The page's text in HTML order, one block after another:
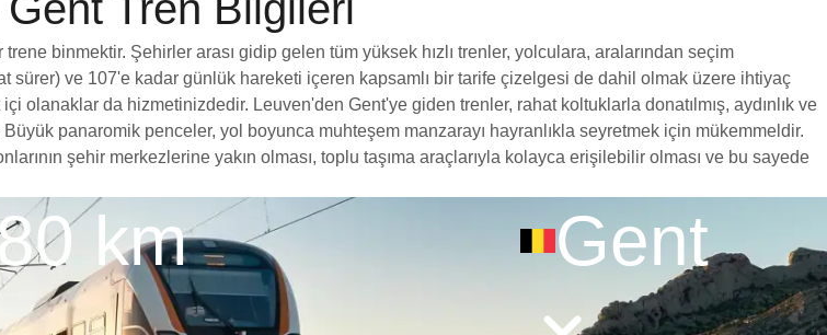
binmektir. Şehirler arası gidip gelen tüm yüksek hızlı trenler, yolculara, aralarından seçim
sürer) ve 107'e kadar günlük hareketi içeren kapsamlı bir tarife çizelgesi de dahil olmak üzere ihtiyaç
olanaklar da hizmetinizdedir. Leuven'den Gent'ye giden trenler, rahat koltuklarla donatılmış, aydınlık ve
panaromik penceler, yol boyunca muhteşem manzarayı hayranlıkla seyretmek için mükemmeldir.
şehir merkezlerine yakın olması, toplu taşıma araçlarıyla kolayca erişilebilir olması ve bu sayede
km Gent